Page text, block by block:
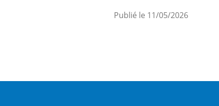
Publié le 11/05/2026